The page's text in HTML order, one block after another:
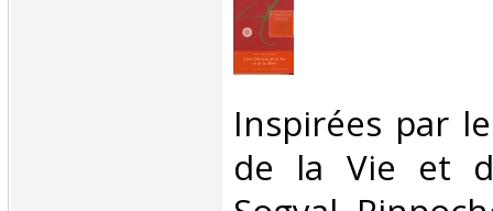
‎Inspirées par
de la Vie et